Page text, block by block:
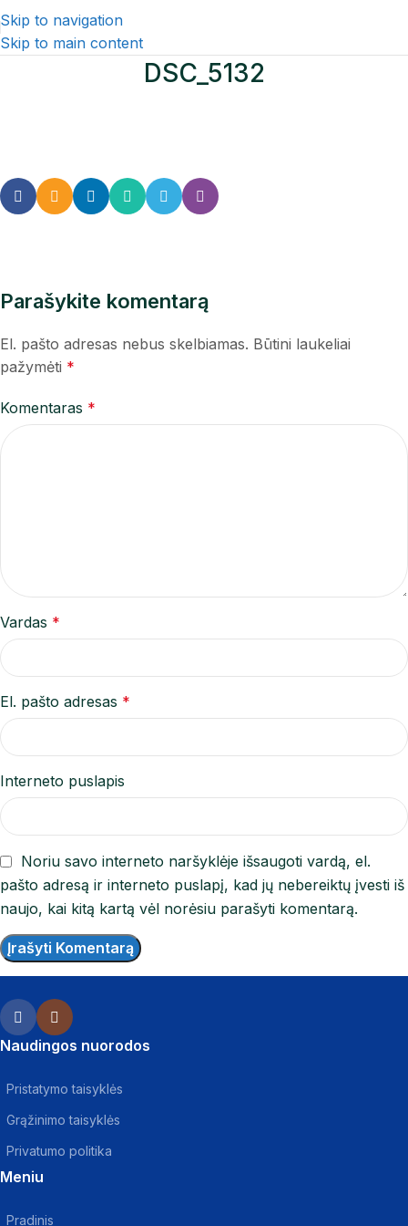
Skip to navigation
Skip to main content
DSC_5132
Parašykite komentarą
El. pašto adresas nebus skelbiamas. Būtini laukeliai
pažymėti *
Komentaras *
Vardas *
El. pašto adresas *
Interneto puslapis
Noriu savo interneto naršyklėje išsaugoti vardą, el.
pašto adresą ir interneto puslapį, kad jų nebereiktų įvesti iš
naujo, kai kitą kartą vėl norėsiu parašyti komentarą.
Naudingos nuorodos
Pristatymo taisyklės
Grąžinimo taisyklės
Privatumo politika
Meniu
Pradinis